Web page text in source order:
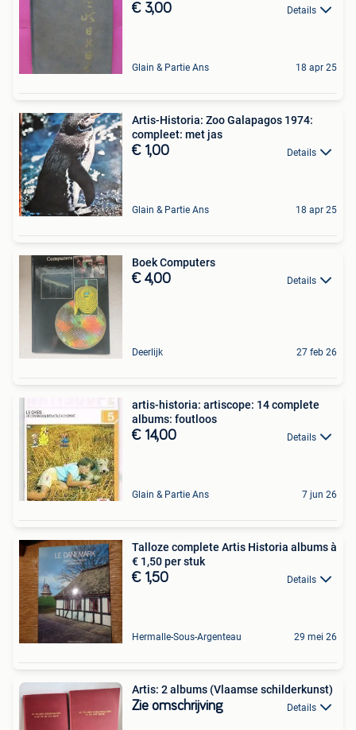
€ 3,00 Details
Glain & Partie Ans 18 apr 25
Artis-Historia: Zoo Galapagos 1974:
compleet: met jas
€ 1,00 Details
Glain & Partie Ans 18 apr 25
Boek Computers
€ 4,00 Details
Deerlijk 27 feb 26
artis-historia: artiscope: 14 complete
albums: foutloos
€ 14,00 Details
Glain & Partie Ans 7 jun 26
Talloze complete Artis Historia albums à
€ 1,50 per stuk
€ 1,50 Details
Hermalle-Sous-Argenteau 29 mei 26
Artis: 2 albums (Vlaamse schilderkunst)
Zie omschrijving Details